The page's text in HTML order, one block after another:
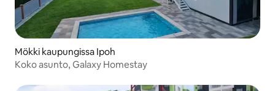
Mökki kaupungissa Ipoh
Koko asunto, Galaxy Homestay